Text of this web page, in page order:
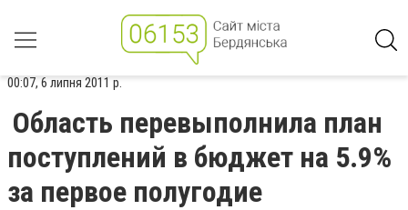
00:07, 6 липня 2011 р.
Область перевыполнила план
поступлений в бюджет на 5.9%
за первое полугодие